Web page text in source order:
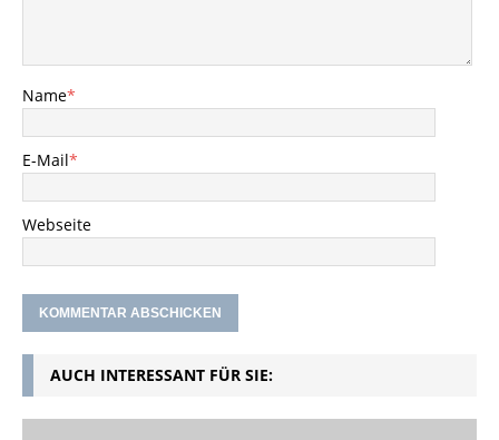
Name*
E-Mail*
Webseite
AUCH INTERESSANT FÜR SIE: